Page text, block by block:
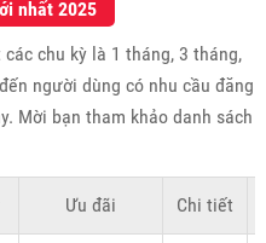
nhất 2025
chu kỳ là 1 tháng, 3 tháng,
người dùng có nhu cầu đăng
Mời bạn tham khảo danh sách
Ưu đãi Chi tiết